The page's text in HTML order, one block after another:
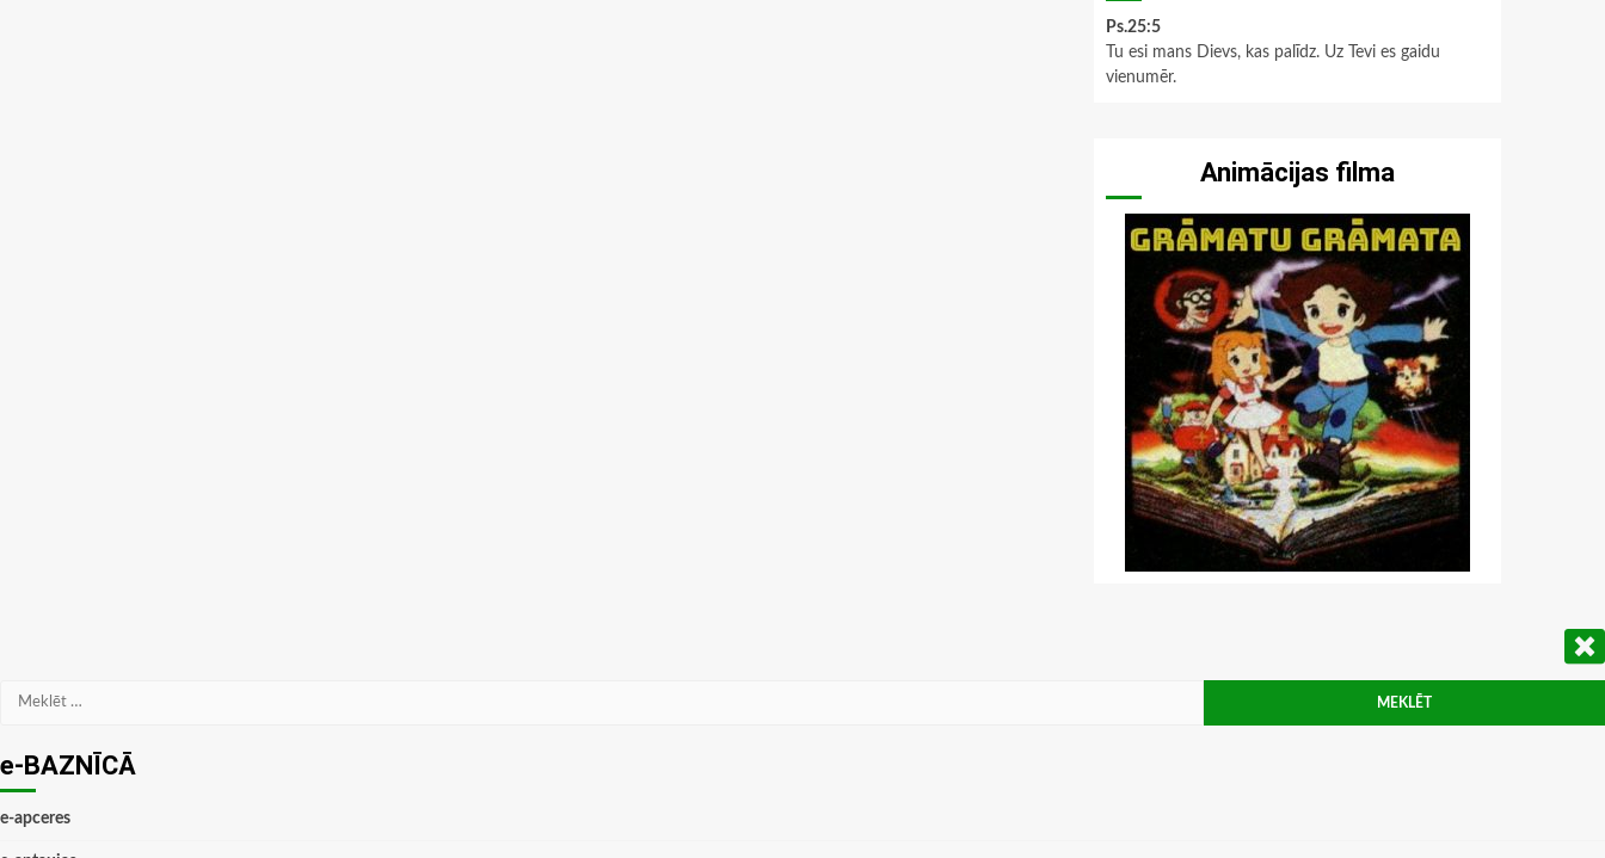
Ps.25:5
Tu esi mans Dievs, kas palīdz. Uz Tevi es gaidu
vienumēr.
Animācijas filma
Meklēt:
e-BAZNĪCĀ
e-apceres